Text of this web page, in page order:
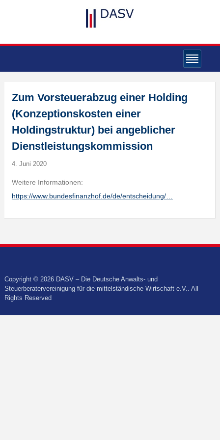
Zum Vorsteuerabzug einer Holding
(Konzeptionskosten einer
Holdingstruktur) bei angeblicher
Dienstleistungskommission
4. Juni 2020
Weitere Informationen:
https://www.bundesfinanzhof.de/de/entscheidung/…
Copyright © 2026 DASV – Die Deutsche Anwalts- und
Steuerberatervereinigung für die mittelständische Wirtschaft e.V.. All
Rights Reserved